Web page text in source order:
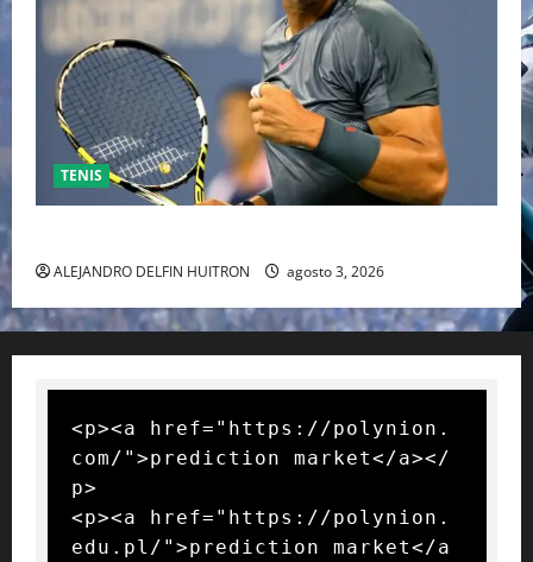
TENIS
ALEJANDRO DELFIN HUITRON agosto 3, 2026
<p><a href="https://polynion.
com/">prediction market</a></
p>
<p><a href="https://polynion.
edu.pl/">prediction market</a